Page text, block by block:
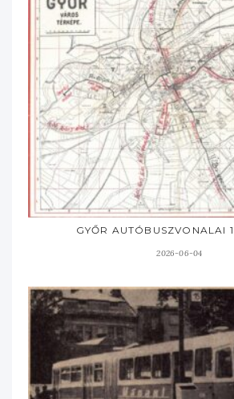
GYŐR AUTÓBUSZVONALAI
2026-06-04